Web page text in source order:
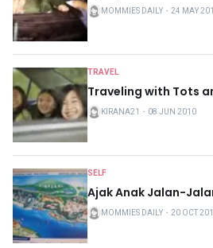
MOMMIES DAILY ・ 24 MAY
TRAVEL
Traveling with Tots
KIRANA21 ・ 08 JUN 2010
SELF
Ajak Anak Jalan-
MOMMIES DAILY ・ 20 OCT